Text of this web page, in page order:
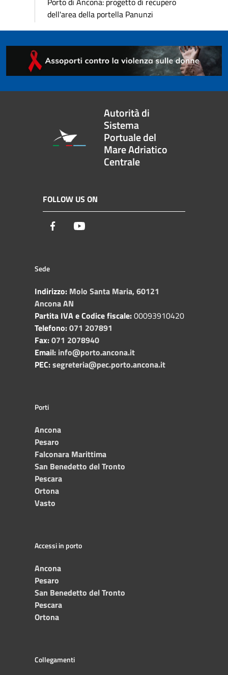
dell'area della portella Panunzi
Autorità di
Sistema
Portuale del
Mare Adriatico
Centrale
FOLLOW US ON
Facebook
Sede
Indirizzo: Molo Santa Maria, 60121
Ancona AN
Partita IVA e Codice fiscale:00093910420
Telefono:071 207891
Fax:071 2078940
Email: info@porto.ancona.it
PEC:segreteria@pec.porto.ancona.it
Porti
Ancona
Pesaro
Falconara Marittima
San Benedetto del Tronto
Pescara
Ortona
Vasto
Accessi in porto
Ancona
Pesaro
San Benedetto del Tronto
Pescara
Ortona
Collegamenti